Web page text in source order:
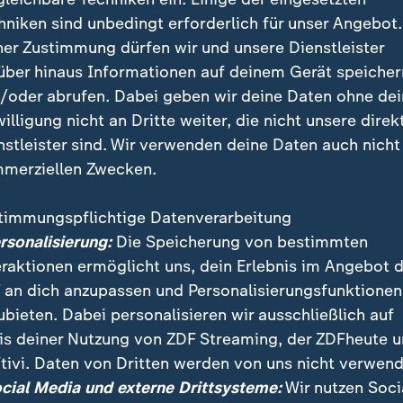
die Bildungspolitik übernehmen, weitere
der Regeln für Schwangerschaftsabbrüche.
Parteien reagieren mit ihren
O-Mat wurden den Parteien im Vorfeld 38
Wer wissen will, welche Partei am ehesten
übereinstimmt, kann bei den einzelnen
"stimme nicht zu" auswählen. Zudem können
werden. Daraus errechnet der Wahl-O-Mat am Ende
Für die Landtagswahl in Brandenburg haben 13
teilgenommen.
sind unbedingt erforderlich für unser
Zustimmung dürfen wir und unsere Dienstleister
hinaus Informationen auf deinem Gerät
oder abrufen. Dabei geben wir deine Daten ohne
nicht an Dritte weiter, die nicht unsere
sind. Wir verwenden deine Daten auch nicht
Zwecken.
Datenverarbeitung
Die Speicherung von bestimmten
ermöglicht uns, dein Erlebnis im Angebot
an dich anzupassen und Personalisierungsfunktionen
Dabei personalisieren wir ausschließlich auf
deiner Nutzung von ZDF Streaming, der ZDFheute
Daten von Dritten werden von uns nicht
Media und externe Drittsysteme:Wir nutzen